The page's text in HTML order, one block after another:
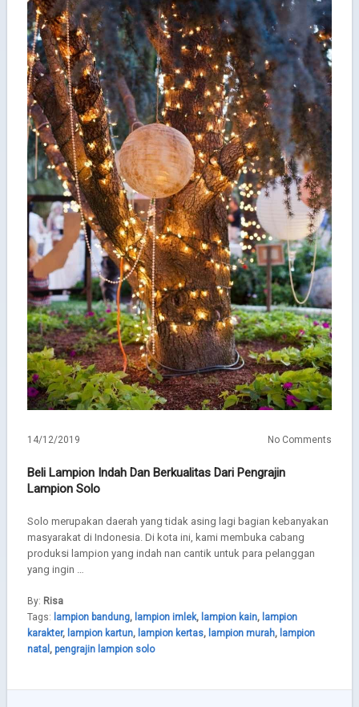
14/12/2019 No Comments
Beli Lampion Indah Dan Berkualitas Dari Pengrajin
Lampion Solo
Solo merupakan daerah yang tidak asing lagi bagian kebanyakan
masyarakat di Indonesia. Di kota ini, kami membuka cabang
produksi lampion yang indah nan cantik untuk para pelanggan
yang ingin …
By: Risa
Tags: lampion bandung, lampion imlek, lampion kain, lampion
karakter, lampion kartun, lampion kertas, lampion murah, lampion
natal , pengrajin lampion solo